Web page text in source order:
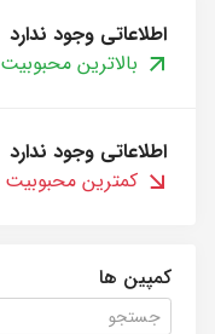
اطلاعاتی وجود ندارد
بالاترین محبوبیت
اطلاعاتی وجود ندارد
کمترین محبوبیت
کمپین ها